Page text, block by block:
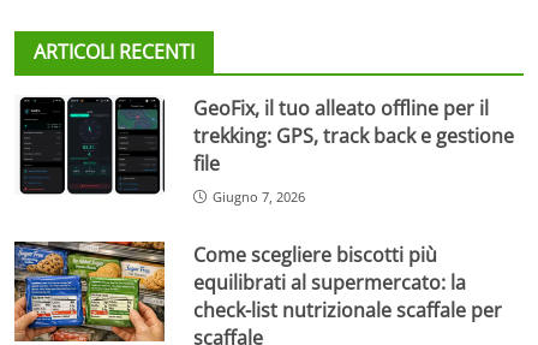
ARTICOLI RECENTI
GeoFix, il tuo alleato offline per il
trekking: GPS, track back e gestione
file
Giugno 7, 2026
Come scegliere biscotti più
equilibrati al supermercato: la
check-list nutrizionale scaffale per
scaffale